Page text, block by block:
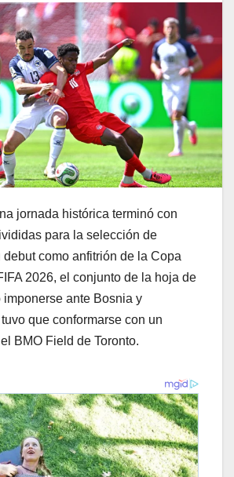
jornada histórica terminó con
para la selección de
como anfitrión de la Copa
2026, el conjunto de la hoja de
imponerse ante Bosnia y
que conformarse con un
BMO Field de Toronto.